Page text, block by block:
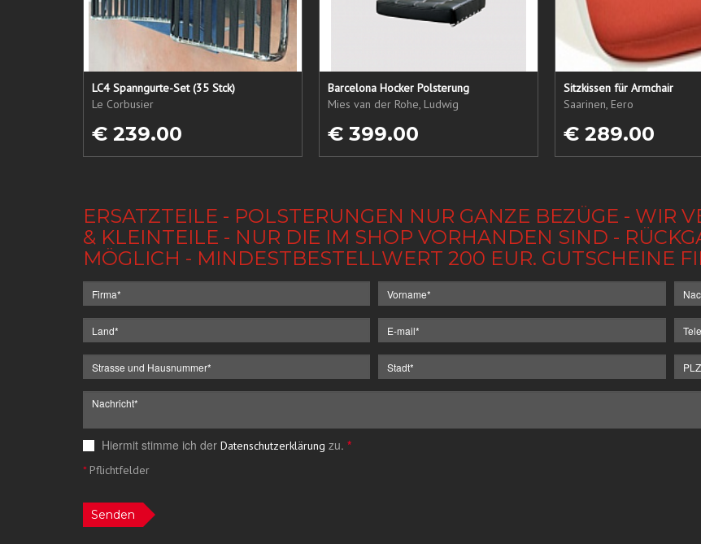
LC4 Spanngurte-Set (35 Stck)
Le Corbusier
€ 239.00
Barcelona Hocker Polsterung
Mies van der Rohe, Ludwig
€ 399.00
Sitzkissen für Armchair
Saarinen, Eero
€ 289.00
ERSATZTEILE - POLSTERUNGEN NUR GANZE BEZÜGE - WIR
& KLEINTEILE - NUR DIE IM SHOP VORHANDEN SIND -
MÖGLICH - MINDESTBESTELLWERT 200 EUR. GUTSCHEINE
Hiermit stimme ich der Datenschutzerklärung zu. *
*Pflichtfelder
Senden